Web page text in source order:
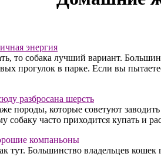
энергия
то собака лучший вариант.
прогулок в парке. Если вы
разбросана шерсть
породы, которые советуют
собаку часто приходится купать и
компаньоны
тут. Большинство владельцев